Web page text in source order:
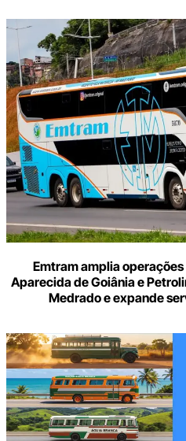
Emtram amplia
Aparecida de Goiânia e
Medrado e expande
Digite
seu
e-
mail